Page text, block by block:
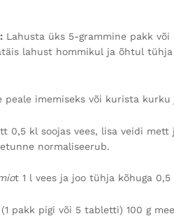
Lahusta üks 5-grammine pakk
lahust hommikul ja õhtul
peale imemiseks või kurista
0,5 kl soojas vees, lisa veidi
normaliseerub.
t 1 l vees ja joo tühja kõhuga
pakk pigi või 5 tabletti) 100 g